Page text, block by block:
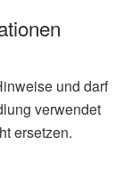
und darf
verwendet
ersetzen.